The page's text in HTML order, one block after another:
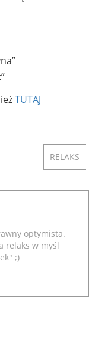
TUTAJ
RELAKS
optymista.
relaks w myśl
;)